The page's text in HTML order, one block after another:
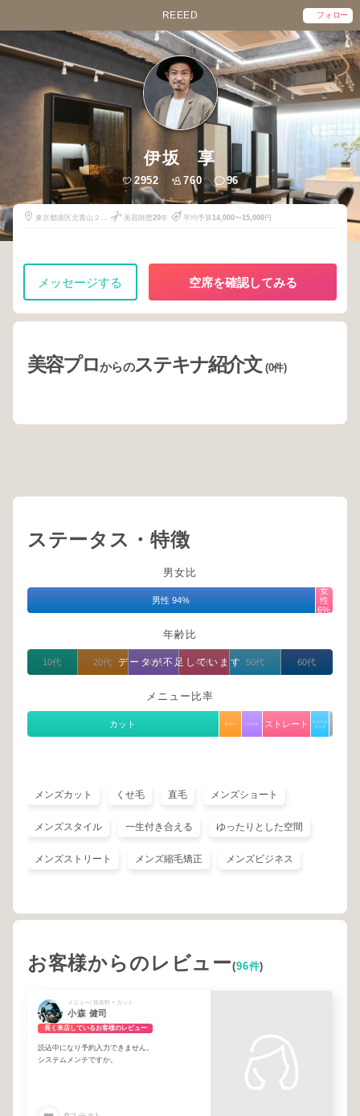
REEED フォロー
伊坂 享
2952 760 96
東京都港区北青山２－
美容師歴20年 平均予算14,000〜15,000円
メッセージする 空席を確認してみる
美容プロからのステキナ紹介文(0件)
ステータス・特徴
男女比
男性 94%
女
性
6%
年齢比
データが不足しています
10代 20代 30代 40代 50代 60代
メニュー比率
カット カラー パーマ ストレート
トリート
メント
メンズカット くせ毛 直毛 メンズショート
メンズスタイル 一生付き合える ゆったりとした空間
メンズストリート メンズ縮毛矯正 メンズビジネス
お客様からのレビュー(96件)
メニュー/ 指名料 + カット
小森 健司
長く来店しているお客様のレビュー
読込中になり予約入力できません。
システムメンテですか。